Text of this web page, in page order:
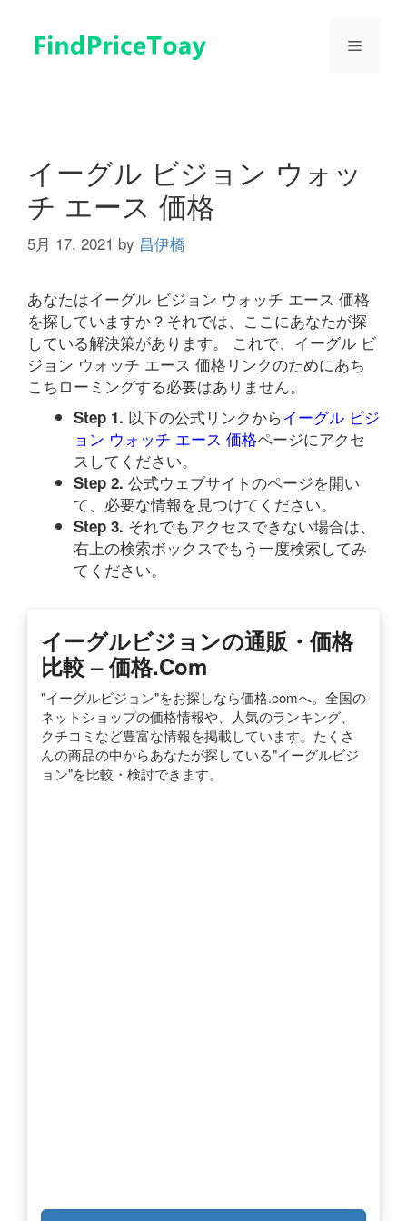
メ
イーグル ビジョン ウォッ
チ エース 価格
5月 17, 2021 by 昌伊橋
あなたはイーグル ビジョン ウォッチ エース 価格
を探していますか？それでは、ここにあなたが探
している解決策があります。 これで、イーグル ビ
ジョン ウォッチ エース 価格リンクのためにあち
こちローミングする必要はありません。
Step 1. 以下の公式リンクからイーグル ビジ
ョン ウォッチ エース 価格ページにアクセ
スしてください。
Step 2. 公式ウェブサイトのページを開い
て、必要な情報を見つけてください。
Step 3. それでもアクセスできない場合は、
右上の検索ボックスでもう一度検索してみ
てください。
イーグルビジョンの通販・価格
比較 – 価格.com
"イーグルビジョン"をお探しなら価格.comへ。全国の
ネットショップの価格情報や、人気のランキング、
クチコミなど豊富な情報を掲載しています。たくさ
んの商品の中からあなたが探している"イーグルビジ
ョン"を比較・検討できます。